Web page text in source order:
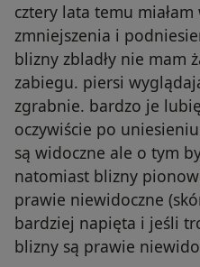
cztery lata temu
zmniejszenia i
blizny zbladły nie mam
zabiegu. piersi
zgrabnie. bardzo je
oczywiście po
są widoczne ale o tym
natomiast blizny
prawie niewidoczne
bardziej napięta i jeśli
blizny są prawie